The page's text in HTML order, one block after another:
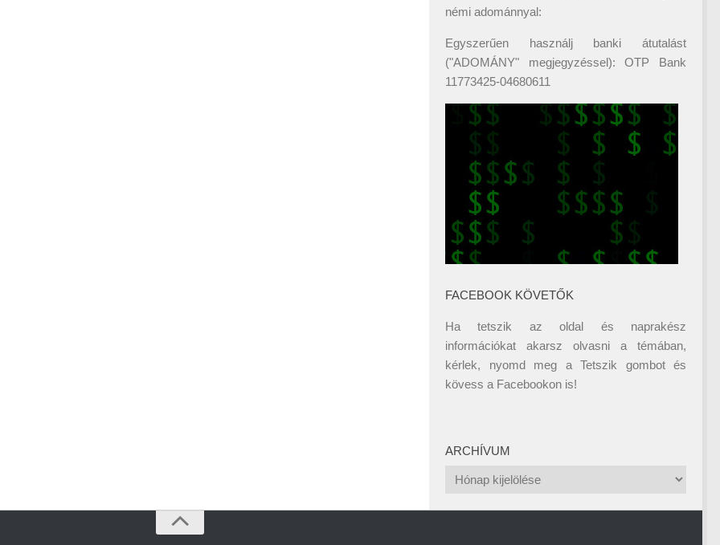
némi adománnyal:
Egyszerűen használj banki átutalást
("ADOMÁNY" megjegyzéssel): OTP Bank
11773425-04680611
FACEBOOK KÖVETŐK
Ha tetszik az oldal és naprakész
információkat akarsz olvasni a témában,
kérlek, nyomd meg a Tetszik gombot és
kövess a Facebookon is!
ARCHÍVUM
Archívum